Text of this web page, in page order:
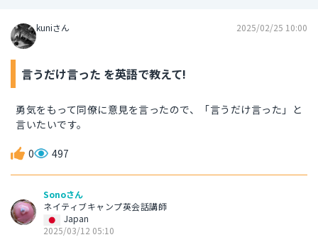
kuniさん 2025/02/25 10:00
言うだけ言った を英語で教えて!
勇気をもって同僚に意見を言ったので、「言うだけ言った」と
言いたいです。
0 497
Sonoさん
ネイティブキャンプ英会話講師
Japan
2025/03/12 05:10